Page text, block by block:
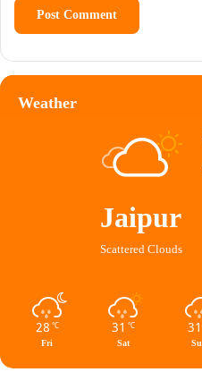
Weather
Jaipur
Scattered Clouds
28 ℃
Fri
31 ℃
Sat
31